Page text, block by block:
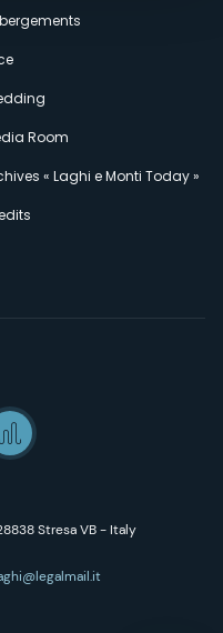
Room
« Laghi e Monti Today »
Stresa VB - Italy